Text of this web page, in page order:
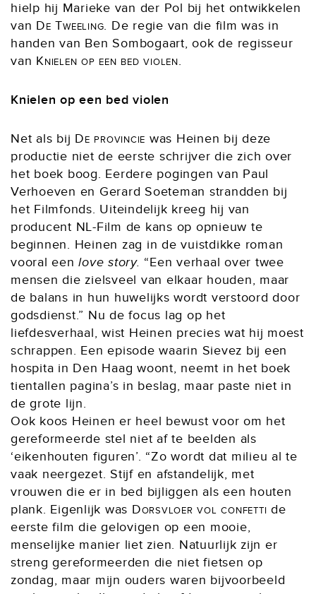
hielp hij Marieke van der Pol bij het ontwikkelen
van De Tweeling. De regie van die film was in
handen van Ben Sombogaart, ook de regisseur
van Knielen op een bed violen.
Knielen op een bed violen
Net als bij De provincie was Heinen bij deze
productie niet de eerste schrijver die zich over
het boek boog. Eerdere pogingen van Paul
Verhoeven en Gerard Soeteman strandden bij
het Filmfonds. Uiteindelijk kreeg hij van
producent NL-Film de kans op opnieuw te
beginnen. Heinen zag in de vuistdikke roman
vooral eenlove story. “Een verhaal over twee
mensen die zielsveel van elkaar houden, maar
de balans in hun huwelijks wordt verstoord door
godsdienst.” Nu de focus lag op het
liefdesverhaal, wist Heinen precies wat hij moest
schrappen. Een episode waarin Sievez bij een
hospita in Den Haag woont, neemt in het boek
tientallen pagina’s in beslag, maar paste niet in
de grote lijn.
Ook koos Heinen er heel bewust voor om het
gereformeerde stel niet af te beelden als
‘eikenhouten figuren’. “Zo wordt dat milieu al te
vaak neergezet. Stijf en afstandelijk, met
vrouwen die er in bed bijliggen als een houten
plank. Eigenlijk was Dorsvloer vol confetti de
eerste film die gelovigen op een mooie,
menselijke manier liet zien. Natuurlijk zijn er
streng gereformeerden die niet fietsen op
zondag, maar mijn ouders waren bijvoorbeeld